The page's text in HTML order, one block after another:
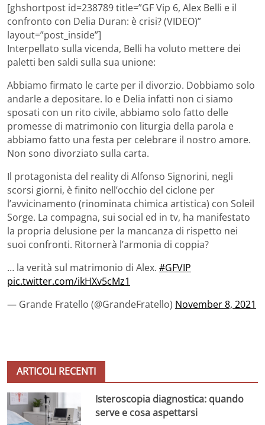
[ghshortpost id=238789 title=”GF Vip 6, Alex Belli e il
confronto con Delia Duran: è crisi? (VIDEO)”
layout=”post_inside”]
Interpellato sulla vicenda, Belli ha voluto mettere dei
paletti ben saldi sulla sua unione:
Abbiamo firmato le carte per il divorzio. Dobbiamo solo
andarle a depositare. Io e Delia infatti non ci siamo
sposati con un rito civile, abbiamo solo fatto delle
promesse di matrimonio con liturgia della parola e
abbiamo fatto una festa per celebrare il nostro amore.
Non sono divorziato sulla carta.
Il protagonista del reality di Alfonso Signorini, negli
scorsi giorni, è finito nell’occhio del ciclone per
l’avvicinamento (rinominata chimica artistica) con Soleil
Sorge. La compagna, sui social ed in tv, ha manifestato
la propria delusione per la mancanza di rispetto nei
suoi confronti. Ritornerà l’armonia di coppia?
… la verità sul matrimonio di Alex. #GFVIP
pic.twitter.com/ikHXv5cMz1
— Grande Fratello (@GrandeFratello) November 8, 2021
ARTICOLI RECENTI
Isteroscopia diagnostica: quando
serve e cosa aspettarsi